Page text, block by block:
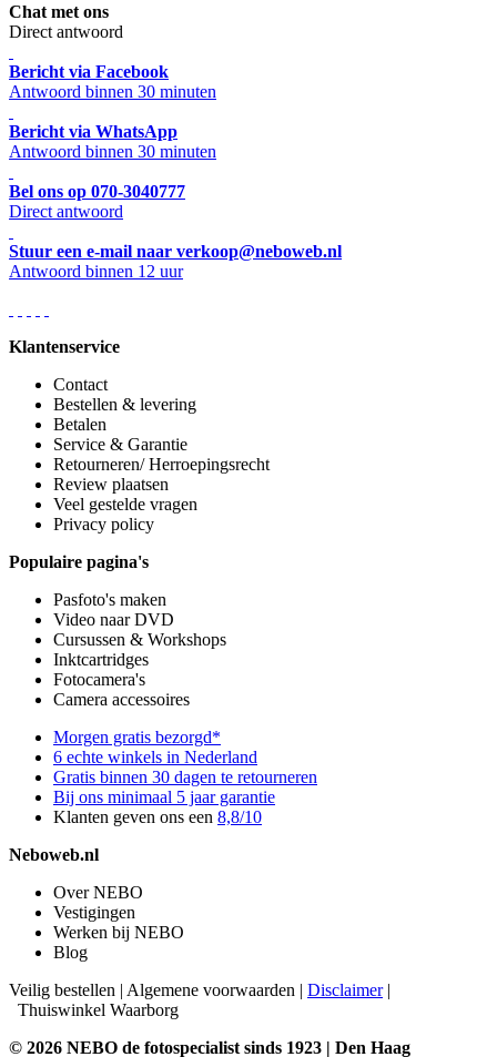
Chat met ons
Direct antwoord
Bericht via Facebook
Antwoord binnen 30 minuten
Bericht via WhatsApp
Antwoord binnen 30 minuten
Bel ons op 070-3040777
Direct antwoord
Stuur een e-mail naar verkoop@neboweb.nl
Antwoord binnen 12 uur
Klantenservice
Contact
Bestellen & levering
Betalen
Service & Garantie
Retourneren/ Herroepingsrecht
Review plaatsen
Veel gestelde vragen
Privacy policy
Populaire pagina's
Pasfoto's maken
Video naar DVD
Cursussen & Workshops
Inktcartridges
Fotocamera's
Camera accessoires
Morgen gratis bezorgd*
6 echte winkels in Nederland
Gratis binnen 30 dagen te retourneren
Bij ons minimaal 5 jaar garantie
Klanten geven ons een 8,8/10
Neboweb.nl
Over NEBO
Vestigingen
Werken bij NEBO
Blog
Veilig bestellen | Algemene voorwaarden | Disclaimer|
Thuiswinkel Waarborg
© 2026 NEBO de fotospecialist sinds 1923 | Den Haag